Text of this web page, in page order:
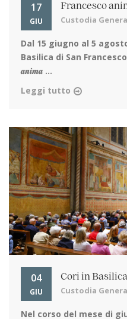
17
GIU
Francesco
Custodia
Dal 15 giugno al 5
Basilica di San
𝒂𝒏𝒊𝒎𝒂 ...
Leggi tutto
04
GIU
Cori in
Custodia
Nel corso del mese di